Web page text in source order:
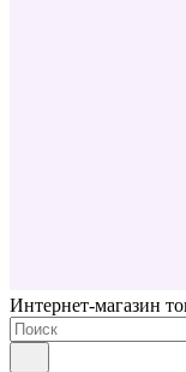
Интернет-магазин